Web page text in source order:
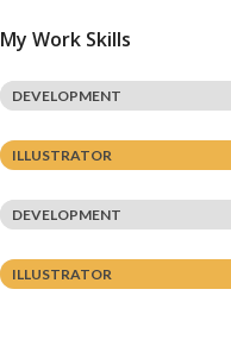
My Work Skills
DEVELOPMENT
ILLUSTRATOR
DEVELOPMENT
ILLUSTRATOR